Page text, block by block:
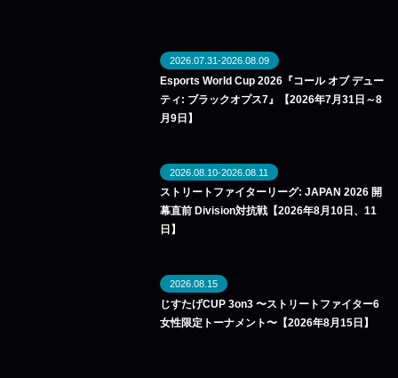
2026.07.31-2026.08.09
Esports World Cup 2026『コール オブ デュー
ティ: ブラックオプス7』【2026年7月31日～8
月9日】
2026.08.10-2026.08.11
ストリートファイターリーグ: JAPAN 2026 開
幕直前 Division対抗戦【2026年8月10日、11
日】
2026.08.15
じすたげCUP 3on3 〜ストリートファイター6
女性限定トーナメント〜【2026年8月15日】